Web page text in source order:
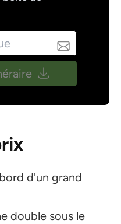
d'un grand
double sous le